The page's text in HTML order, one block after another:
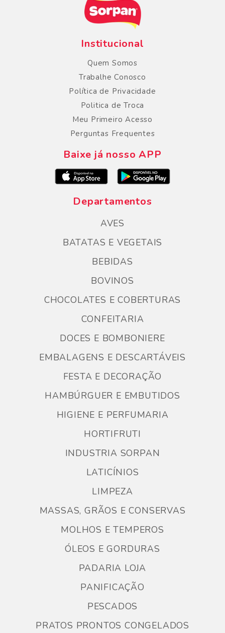
Institucional
Quem Somos
Trabalhe Conosco
Política de Privacidade
Politica de Troca
Meu Primeiro Acesso
Perguntas Frequentes
Baixe já nosso APP
Departamentos
AVES
BATATAS E VEGETAIS
BEBIDAS
BOVINOS
CHOCOLATES E COBERTURAS
CONFEITARIA
DOCES E BOMBONIERE
EMBALAGENS E DESCARTÁVEIS
FESTA E DECORAÇÃO
HAMBÚRGUER E EMBUTIDOS
HIGIENE E PERFUMARIA
HORTIFRUTI
INDUSTRIA SORPAN
LATICÍNIOS
LIMPEZA
MASSAS, GRÃOS E CONSERVAS
MOLHOS E TEMPEROS
ÓLEOS E GORDURAS
PADARIA LOJA
PANIFICAÇÃO
PESCADOS
PRATOS PRONTOS CONGELADOS